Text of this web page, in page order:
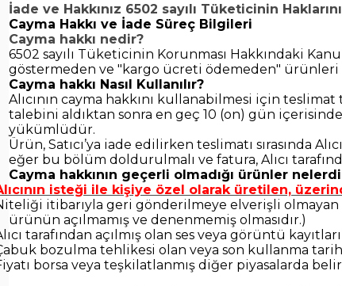
İade ve Hakkınız 6502 sayılı Tüketicinin
Cayma Hakkı ve İade Süreç Bilgileri
Cayma hakkı nedir?
6502 sayılı Tüketicinin Korunması Hakkındaki
göstermeden ve "kargo ücreti ödemeden" ürünleri
Cayma hakkı Nasıl Kullanılır?
Alıcının cayma hakkını kullanabilmesi için
talebini aldıktan sonra en geç 10 (on) gün
yükümlüdür.
Ürün, Satıcı’ya iade edilirken teslimatı sırasında
eğer bu bölüm doldurulmalı ve fatura, Alıcı
Cayma hakkının geçerli olmadığı ürünler
isteği ile kişiye özel olarak üretilen,
itibarıyla geri gönderilmeye elverişli
ürünün açılmamış ve denenmemiş olmasıdır.)
tarafından açılmış olan ses veya görüntü
bozulma tehlikesi olan veya son kullanma
borsa veya teşkilatlanmış diğer piyasalarda